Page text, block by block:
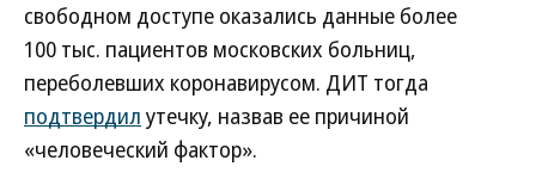
свободном доступе оказались данные более
100 тыс. пациентов московских больниц,
переболевших коронавирусом. ДИТ тогда
подтвердил утечку, назвав ее причиной
«человеческий фактор».